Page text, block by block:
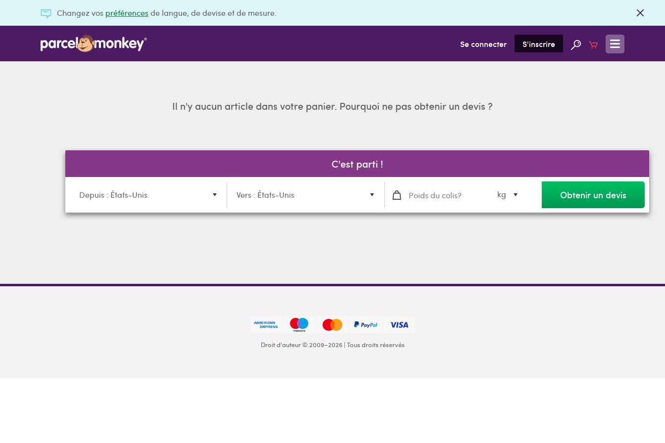
Changez vos préférencesde langue, de devise et de mesure.
Se connecter S'inscrire
Il n'y aucun article dans votre panier. Pourquoi ne pas obtenir un devis ?
C'est parti !
Depuis : États-Unis Vers : États-Unis kg Obtenir un devis
Droit d'auteur © 2009–2026 | Tous droits réservés